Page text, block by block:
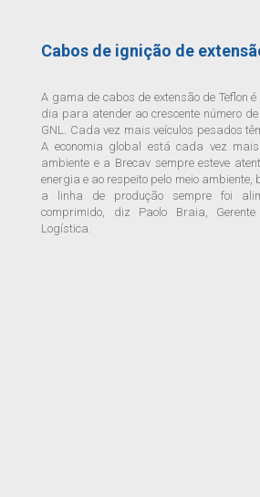
Cabos de ignição de
A gama de cabos de extensão de Teflon
dia para atender ao crescente número
GNL. Cada vez mais veículos pesados
A economia global está cada vez
ambiente e a Brecav sempre esteve
energia e ao respeito pelo meio
a linha de produção sempre foi
comprimido, diz Paolo Braia,
Logística.